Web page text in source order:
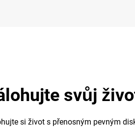
svůj
si život s přenosným pevným